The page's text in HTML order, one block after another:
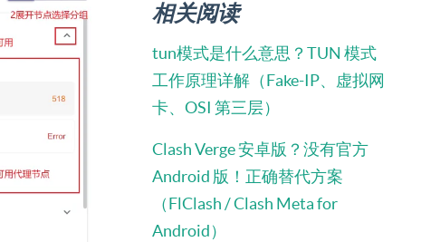
相关阅读
tun模式是什么意思？TUN 模式
工作原理详解（Fake-IP、虚拟网
卡、OSI 第三层）
Clash Verge 安卓版？没有官方
Android 版！正确替代方案
（FlClash / Clash Meta for
Android）